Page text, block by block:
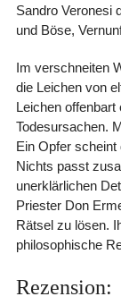
Sandro Veronesi
und Böse,
Im verschneiten
die Leichen von
Leichen
Todesursachen.
Ein Opfer
Nichts passt
unerklärlichen
Priester Don
Rätsel zu lösen.
philosophische
Rezension: